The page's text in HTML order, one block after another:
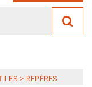
> REPÈRES